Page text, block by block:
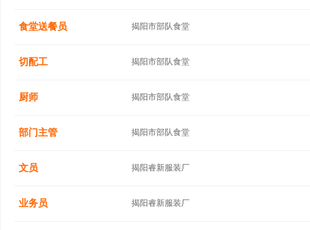
食堂送餐员 揭阳市部队食堂
切配工 揭阳市部队食堂
厨师 揭阳市部队食堂
部门主管 揭阳市部队食堂
文员 揭阳睿新服装厂
业务员 揭阳睿新服装厂